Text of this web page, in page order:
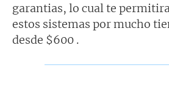
garantias, lo cual te
estos sistemas por mucho
desde $600 .